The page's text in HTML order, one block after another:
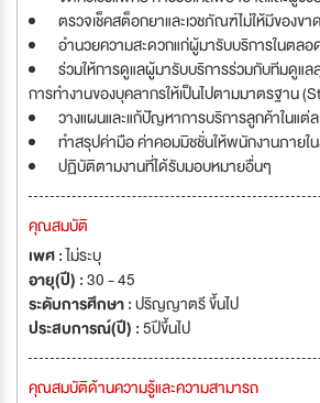
ตรวจเช็คสต็อกยาและเวชภัณฑ์ไม่ให้มีของขาด
อำนวยความสะดวกแก่ผู้มารับบริการในตลอ
ร่วมให้การดูแลผู้มารับบริการร่วมกับทีมดูแ
การทำงานของบุคลากรให้เป็นไปตามมาตรฐาน
วางแผนและแก้ปัญหาการบริการลูกค้าในแต่
ทำสรุปค่ามือ ค่าคอมมิชชั่นให้พนักงานภายใ
ปฏิบัติตามงานที่ได้รับมอบหมายอื่นๆ
คุณสมบัติ
เพศ :ไม่ระบุ
อายุ(ปี) :30 - 45
ระดับการศึกษา :ปริญญาตรี ขึ้นไป
ประสบการณ์(ปี) :5ปีขึ้นไป
คุณสมบัติด้านความรู้และความสามารถ